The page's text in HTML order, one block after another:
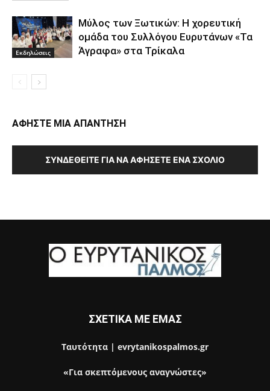
Εκδηλώσεις
Μύλος των Ξωτικών: Η χορευτική
ομάδα του Συλλόγου Ευρυτάνων «Τα
Άγραφα» στα Τρίκαλα
ΑΦΗΣΤΕ ΜΙΑ ΑΠΑΝΤΗΣΗ
ΣΥΝΔΕΘΕΊΤΕ ΓΙΑ ΝΑ ΑΦΉΣΕΤΕ ΈΝΑ ΣΧΌΛΙΟ
ΣΧΕΤΙΚΑ ΜΕ ΕΜΑΣ
Ταυτότητα | evrytanikospalmos.gr
«Για σκεπτόμενους αναγνώστες»